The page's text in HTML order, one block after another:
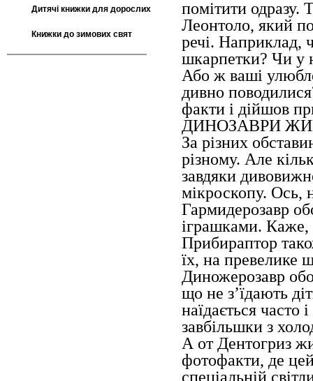
Дитячі книжки для дорослих
Книжки до зимових свят
помітити одразу.
Леонтоло, який
речі. Наприклад,
шкарпетки? Чи у
Або ж ваші
дивно
факти і дійшов
ДИНОЗАВРИ
За різних
різному. Але
завдяки
мікроскопу. Ось,
Гармидерозавр
іграшками. Каже,
Прибираптор
їх, на превелике
Диножерозавр
що не з’їдають
наїдається
завбільшки з
А от Дентогриз
фотофакти, де
спеціальній